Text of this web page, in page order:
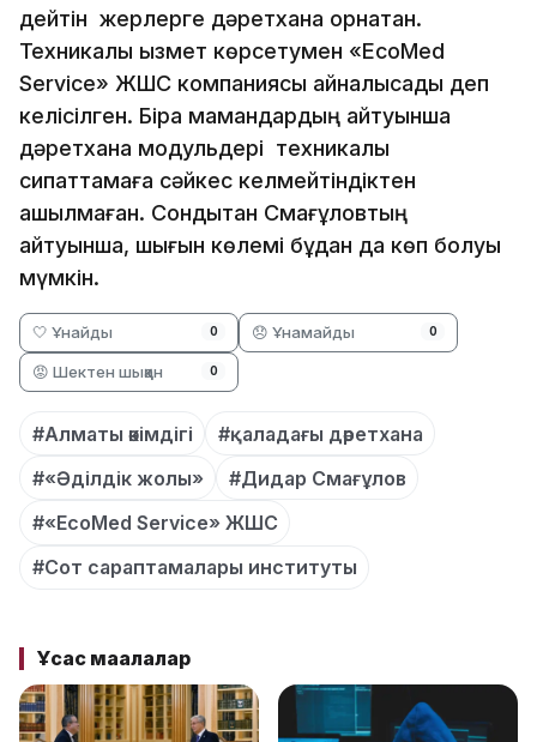
дейтін жерлерге дәретхана орнатқан.
Техникалық қызмет көрсетумен «EcoMed
Service» ЖШС компаниясы айналысады деп
келісілген. Бірақ мамандардың айтуынша
дәретхана модульдері техникалық
сипаттамаға сәйкес келмейтіндіктен
ашылмаған. Сондықтан Смағұловтың
айтуынша, шығын көлемі бұдан да көп болуы
мүмкін.
🤍 Ұнайды 0 😞 Ұнамайды 0
😡 Шектен шыққан 0
#Алматы әкімдігі
#қаладағы дәретхана
#«Әділдік жолы»
#Дидар Смағұлов
#«EcoMed Service» ЖШС
#Сот сараптамалары институты
Ұқсас мақалалар